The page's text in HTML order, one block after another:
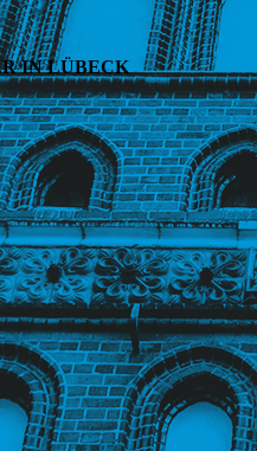
IN LÜBECK